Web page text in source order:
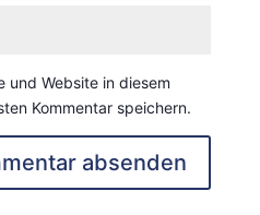
und Website in diesem
Kommentar speichern.